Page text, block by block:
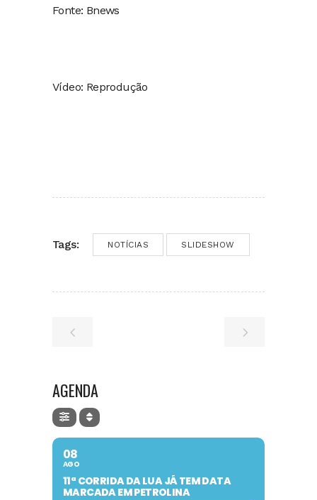
Fonte: Bnews
Vídeo: Reprodução
Tags: NOTÍCIAS SLIDESHOW
AGENDA
08
AGO
11ª CORRIDA DA LUA JÁ TEM DATA
MARCADA EM PETROLINA